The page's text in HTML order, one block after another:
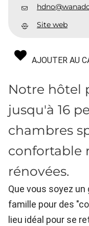
Site web
AJOUTER AU
Notre hôtel
jusqu'à 16
chambres
confortable
rénovées.
Que vous soyez
famille pour des
lieu idéal pour se